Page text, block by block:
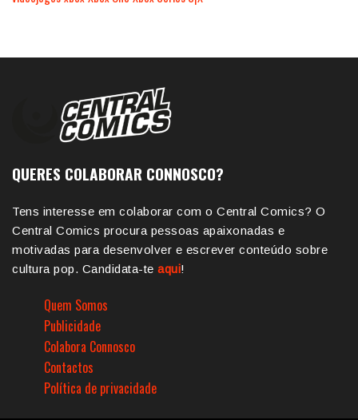
QUERES COLABORAR CONNOSCO?
Tens interesse em colaborar com o Central Comics? O
Central Comics procura pessoas apaixonadas e
motivadas para desenvolver e escrever conteúdo sobre
cultura pop. Candidata-te aqui!
Quem Somos
Publicidade
Colabora Connosco
Contactos
Política de privacidade